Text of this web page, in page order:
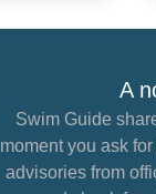
A
Swim Guide
moment you ask
advisories from